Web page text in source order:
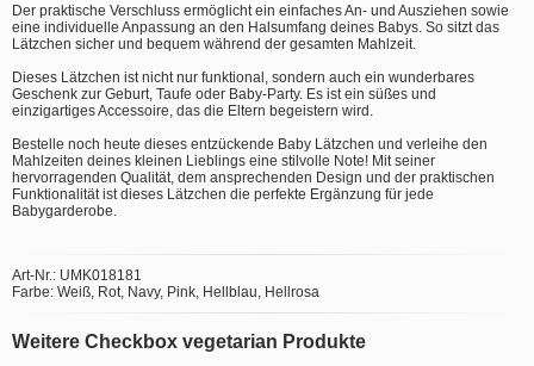
Der praktische Verschluss ermöglicht ein einfaches An- und Ausziehen sowie
eine individuelle Anpassung an den Halsumfang deines Babys. So sitzt das
Lätzchen sicher und bequem während der gesamten Mahlzeit.
Dieses Lätzchen ist nicht nur funktional, sondern auch ein wunderbares
Geschenk zur Geburt, Taufe oder Baby-Party. Es ist ein süßes und
einzigartiges Accessoire, das die Eltern begeistern wird.
Bestelle noch heute dieses entzückende Baby Lätzchen und verleihe den
Mahlzeiten deines kleinen Lieblings eine stilvolle Note! Mit seiner
hervorragenden Qualität, dem ansprechenden Design und der praktischen
Funktionalität ist dieses Lätzchen die perfekte Ergänzung für jede
Babygarderobe.
Art-Nr.: UMK018181
Farbe: Weiß, Rot, Navy, Pink, Hellblau, Hellrosa
Weitere Checkbox vegetarian Produkte